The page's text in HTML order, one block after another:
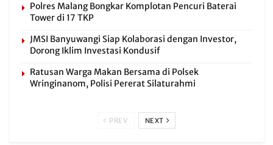
Polres Malang Bongkar Komplotan Pencuri Baterai
Tower di 17 TKP
JMSI Banyuwangi Siap Kolaborasi dengan Investor,
Dorong Iklim Investasi Kondusif
Ratusan Warga Makan Bersama di Polsek
Wringinanom, Polisi Pererat Silaturahmi
PREV NEXT